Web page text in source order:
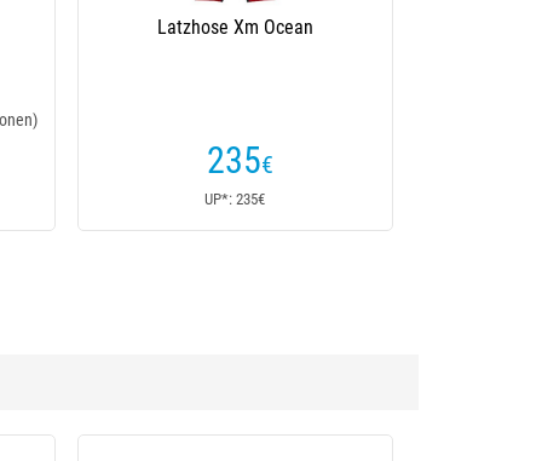
Latzhose Xm Ocean
235€
UP*: 235€